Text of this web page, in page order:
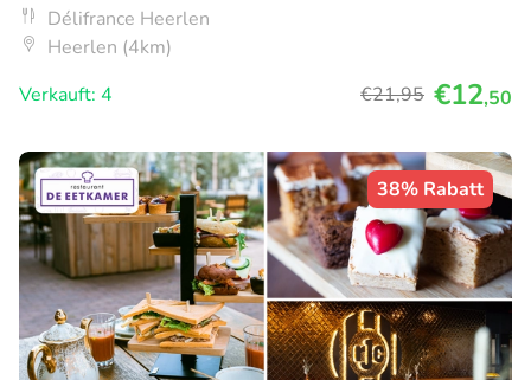
Délifrance Heerlen
Heerlen (4km)
Verkauft: 4
€21,95 €12,50
38% Rabatt